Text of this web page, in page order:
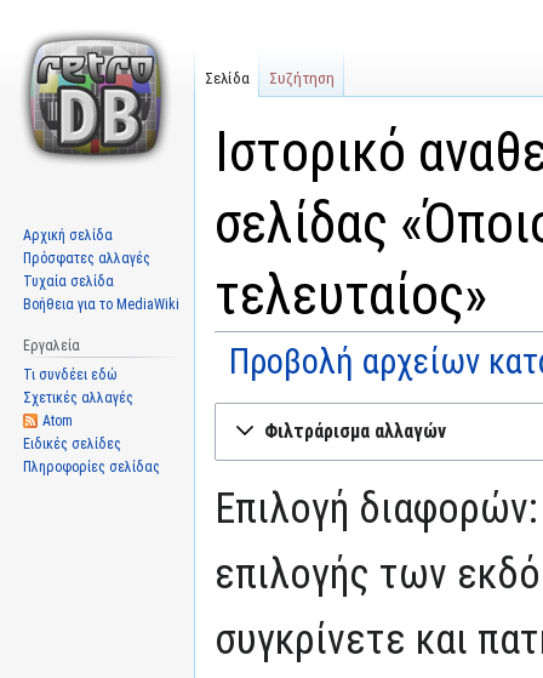
Ιστορικό
σελίδας
τελευταίος»
Προβολή αρχείων
στην
στην
Φιλτράρισμα αλλαγών
Επιλογή
επιλογής των
συγκρίνετε και
Σελίδα Συζήτηση
Αρχική σελίδα
Πρόσφατες αλλαγές
Τυχαία σελίδα
Βοήθεια για το MediaWiki
Εργαλεία
Τι συνδέει εδώ
Σχετικές αλλαγές
Atom
Ειδικές σελίδες
Πληροφορίες σελίδας